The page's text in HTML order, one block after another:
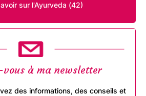
sur l'Ayurveda (42)
vous à ma newsletter
des informations, des conseils et